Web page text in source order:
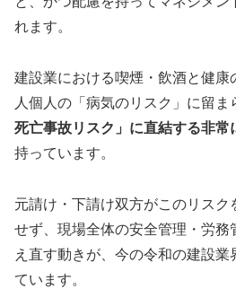
れます。
建設業における喫煙・飲酒と健康
人個人の「病気のリスク」に留ま
死亡事故リスク」に直結する非常
持っています。
元請け・下請け双方がこのリスク
せず、現場全体の安全管理・労務
え直す動きが、今の令和の建設
ています。